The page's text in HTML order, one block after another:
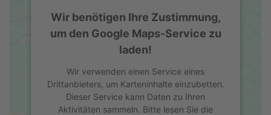
Wir benötigen Ihre Zustimmung,
um den Google Maps-Service zu
laden!
Wir verwenden einen Service eines
Drittanbieters, um Karteninhalte einzubetten.
Dieser Service kann Daten zu Ihren
Aktivitäten sammeln. Bitte lesen Sie die